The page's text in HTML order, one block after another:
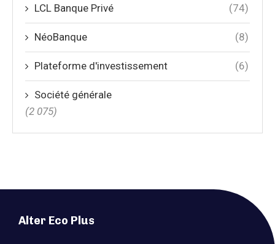
LCL Banque Privé (74)
NéoBanque (8)
Plateforme d'investissement (6)
Société générale
(2 075)
Alter Eco Plus